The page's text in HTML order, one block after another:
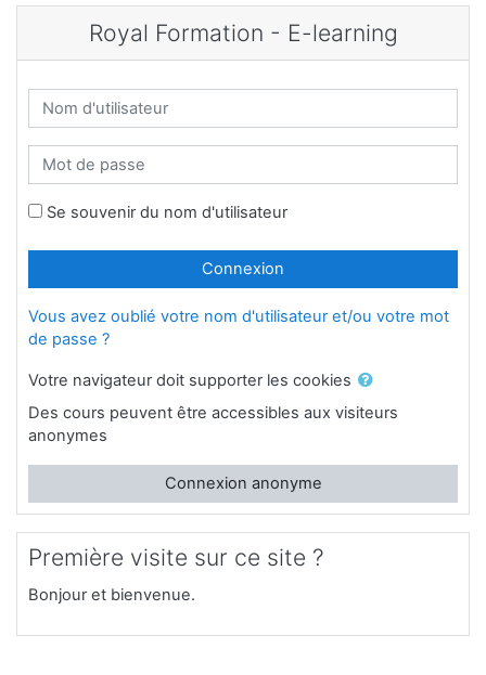
Passer au contenu principal
Royal Formation - E-learning
Nom d'utilisateur
Mot de passe
Se souvenir du nom d'utilisateur
Connexion
Vous avez oublié votre nom d'utilisateur et/ou votre mot
de passe ?
Votre navigateur doit supporter les cookies
Des cours peuvent être accessibles aux visiteurs
anonymes
Connexion anonyme
Première visite sur ce site ?
Bonjour et bienvenue.